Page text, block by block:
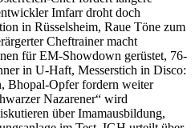
Imfarr droht doch
in Rüsselsheim, Raue Töne zum
Cheftrainer macht
für EM-Showdown gerüstet, 76-
in U-Haft, Messerstich in Disco:
Bhopal-Opfer fordern weiter
Nazarener“ wird
über Imamausbildung,